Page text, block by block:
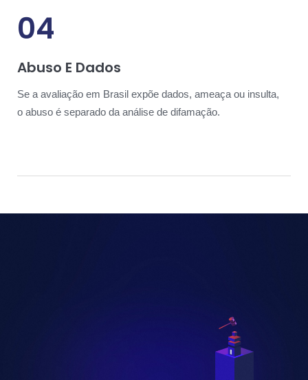
04
Abuso E Dados
Se a avaliação em Brasil expõe dados, ameaça ou insulta,
o abuso é separado da análise de difamação.